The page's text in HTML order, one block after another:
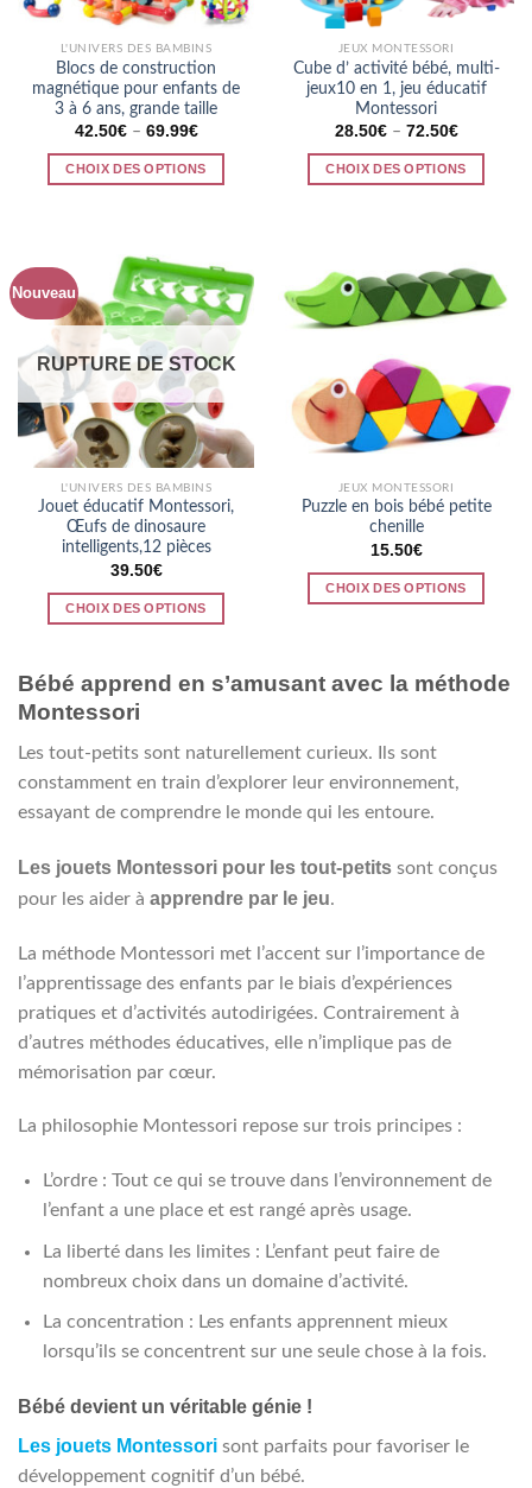
L'UNIVERS DES BAMBINS
Blocs de construction
magnétique pour enfants de
3 à 6 ans, grande taille
42.50€– 69.99€
CHOIX DES OPTIONS
plusieurs
variations.
Les
options
peuvent
être
choisies
sur
la
page
du
produit
JEUX MONTESSORI
Cube d’ activité bébé, multi-
jeux10 en 1, jeu éducatif
Montessori
28.50€– 72.50€
CHOIX DES OPTIONS
plusieurs
variations.
Les
peuvent
être
choisies
sur
page
du
produit
Nouveau
RUPTURE DE STOCK
L'UNIVERS DES BAMBINS
Jouet éducatif Montessori,
Œufs de dinosaure
intelligents,12 pièces
39.50€
CHOIX DES OPTIONS
a
plusieurs
Les
options
peuvent
choisies
la
du
produit
JEUX MONTESSORI
Puzzle en bois bébé petite
chenille
15.50€
CHOIX DES OPTIONS
plusieurs
options
peuvent
être
sur
produit
Bébé apprend en s’amusant avec la méthode
Montessori
Les tout-petits sont naturellement curieux. Ils sont
constamment en train d’explorer leur environnement,
essayant de comprendre le monde qui les entoure.
Les jouets Montessori pour les tout-petits sont conçus
pour les aider à apprendre par le jeu.
La méthode Montessori met l’accent sur l’importance de
l’apprentissage des enfants par le biais d’expériences
pratiques et d’activités autodirigées. Contrairement à
d’autres méthodes éducatives, elle n’implique pas de
mémorisation par cœur.
La philosophie Montessori repose sur trois principes :
L’ordre : Tout ce qui se trouve dans l’environnement de
l’enfant a une place et est rangé après usage.
La liberté dans les limites : L’enfant peut faire de
nombreux choix dans un domaine d’activité.
La concentration : Les enfants apprennent mieux
lorsqu’ils se concentrent sur une seule chose à la fois.
Bébé devient un véritable génie !
Les jouets Montessori sont parfaits pour favoriser le
développement cognitif d’un bébé.